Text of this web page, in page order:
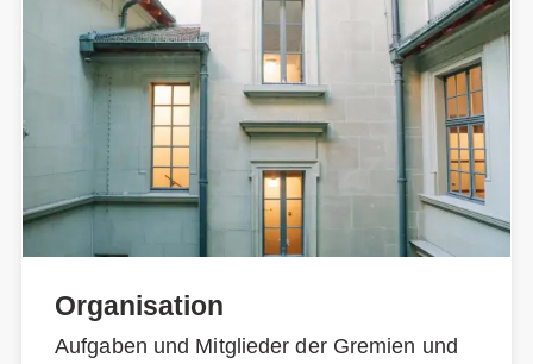
Organisation
Aufgaben und Mitglieder der Gremien und